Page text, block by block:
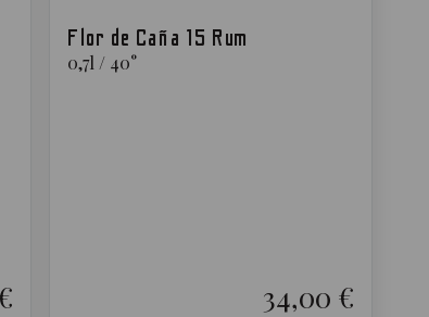
Flor de Caña 15 Rum
0,7l / 40°
34,00 €